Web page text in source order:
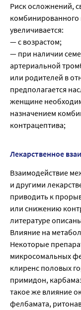
Риск осложнений,
комбинированного
увеличивается:
— с возрастом;
— при наличии
артериальной
или родителей в
предполагается
женщине
назначением
контрацептива;
Лекарственное
Взаимодействие
и другими
приводить к
или снижению
литературе
Влияние на
Некоторые
микросомальных
клиренс половых
примидон,
такое же влияние
фелбамата,